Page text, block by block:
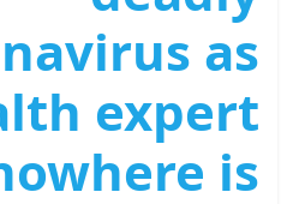
as
expert
is